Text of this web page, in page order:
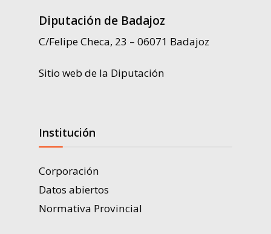
Diputación de Badajoz
C/Felipe Checa, 23 – 06071 Badajoz
Sitio web de la Diputación
Institución
Corporación
Datos abiertos
Normativa Provincial